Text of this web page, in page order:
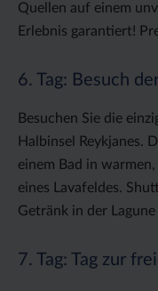
Quellen auf einem
Erlebnis garantiert!
6. Tag: Besuch
Besuchen Sie die
Halbinsel Reykjanes.
einem Bad in
eines Lavafeldes.
Getränk in der
7. Tag: Tag zur